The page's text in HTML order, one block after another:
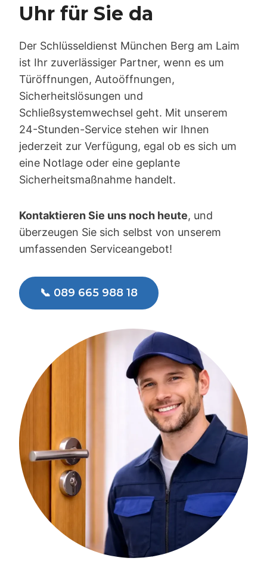
Uhr für Sie da
Der Schlüsseldienst München Berg am Laim
ist Ihr zuverlässiger Partner, wenn es um
Türöffnungen, Autoöffnungen,
Sicherheitslösungen und
Schließsystemwechsel geht. Mit unserem
24-Stunden-Service stehen wir Ihnen
jederzeit zur Verfügung, egal ob es sich um
eine Notlage oder eine geplante
Sicherheitsmaßnahme handelt.
Kontaktieren Sie uns noch heute, und
überzeugen Sie sich selbst von unserem
umfassenden Serviceangebot!
📞 089 665 988 18